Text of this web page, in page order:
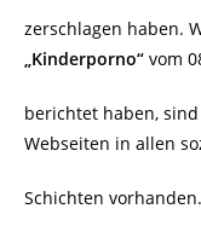
zerschlagen haben.
„Kinderporno“ vom
berichtet haben,
Webseiten in allen
Schichten vorhanden.